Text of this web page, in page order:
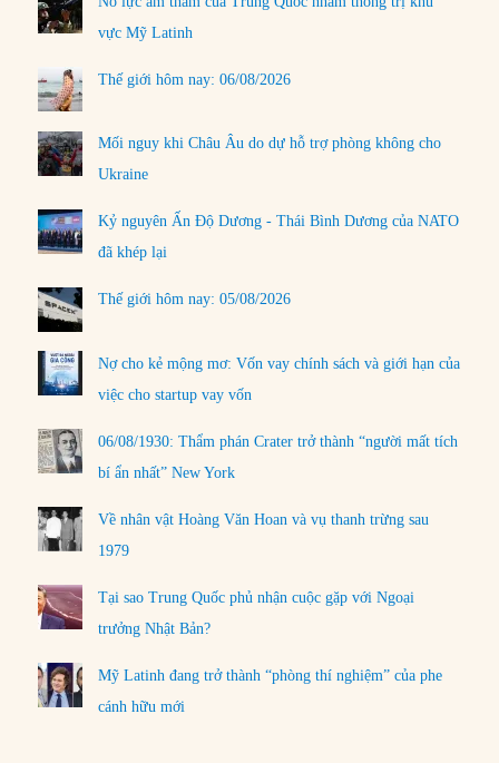
vực Mỹ Latinh
Thế giới hôm nay: 06/08/2026
Mối nguy khi Châu Âu do dự hỗ trợ phòng không cho
Ukraine
Kỷ nguyên Ấn Độ Dương - Thái Bình Dương của NATO
đã khép lại
Thế giới hôm nay: 05/08/2026
Nợ cho kẻ mộng mơ: Vốn vay chính sách và giới hạn của
việc cho startup vay vốn
06/08/1930: Thẩm phán Crater trở thành “người mất tích
bí ẩn nhất” New York
Về nhân vật Hoàng Văn Hoan và vụ thanh trừng sau
1979
Tại sao Trung Quốc phủ nhận cuộc gặp với Ngoại
trưởng Nhật Bản?
Mỹ Latinh đang trở thành “phòng thí nghiệm” của phe
cánh hữu mới